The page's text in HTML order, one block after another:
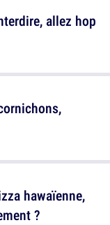
allez hop
hawaïenne,
?